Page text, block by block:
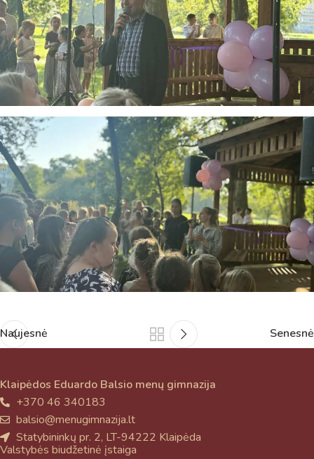
Naujesnė Senesnė
Klaipėdos Eduardo Balsio menų gimnazija
+370 46 340183
balsio@menugimnazija.lt
Statybininkų pr. 2, LT-94222 Klaipėda
Valstybės biudžetinė įstaiga